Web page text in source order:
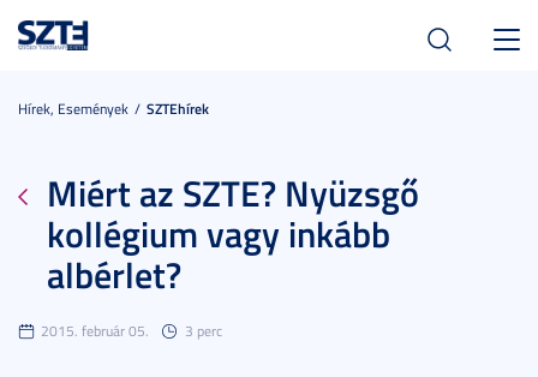
Hírek, Események SZTEhírek
Miért az SZTE? Nyüzsgő
kollégium vagy inkább
albérlet?
2015. február 05. 3 perc